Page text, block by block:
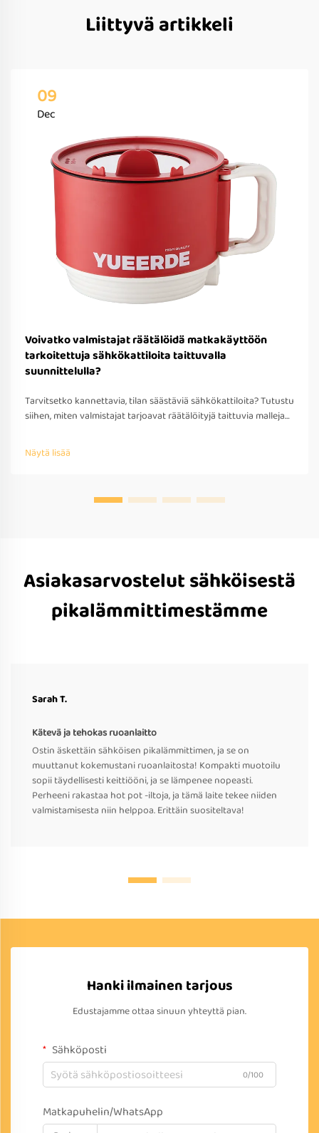
Liittyvä artikkeli
09
Dec
Voivatko valmistajat räätälöidä matkakäyttöön
tarkoitettuja sähkökattiloita taittuvalla
suunnittelulla?
Tarvitsetko kannettavia, tilan säästäviä sähkökattiloita? Tutustu
siihen, miten valmistajat tarjoavat räätälöityjä taittuvia malleja
kansainvälinen yhteensopivuus. Pyydä tarjous jo tänään.
Näytä lisää
Asiakasarvostelut sähköisestä
pikalämmittimestämme
Sarah T.
Kätevä ja tehokas ruoanlaitto
Ostin äskettäin sähköisen pikalämmittimen, ja se on
muuttanut kokemustani ruoanlaitosta! Kompakti muotoilu
sopii täydellisesti keittiööni, ja se lämpenee nopeasti.
Perheeni rakastaa hot pot -iltoja, ja tämä laite tekee niiden
valmistamisesta niin helppoa. Erittäin suositeltava!
Hanki ilmainen tarjous
Edustajamme ottaa sinuun yhteyttä pian.
Sähköposti
0/100
Matkapuhelin/WhatsApp